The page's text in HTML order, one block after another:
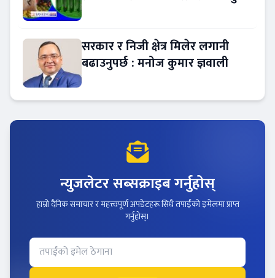
सरकार र निजी क्षेत्र मिलेर लगानी
बढाउनुपर्छ : मनोज कुमार ज्ञवाली
न्युजलेटर सब्सक्राइब गर्नुहोस्
हाम्रो दैनिक समाचार र महत्त्वपूर्ण अपडेटहरू सिधै तपाईंको इमेलमा प्राप्त
गर्नुहोस्।